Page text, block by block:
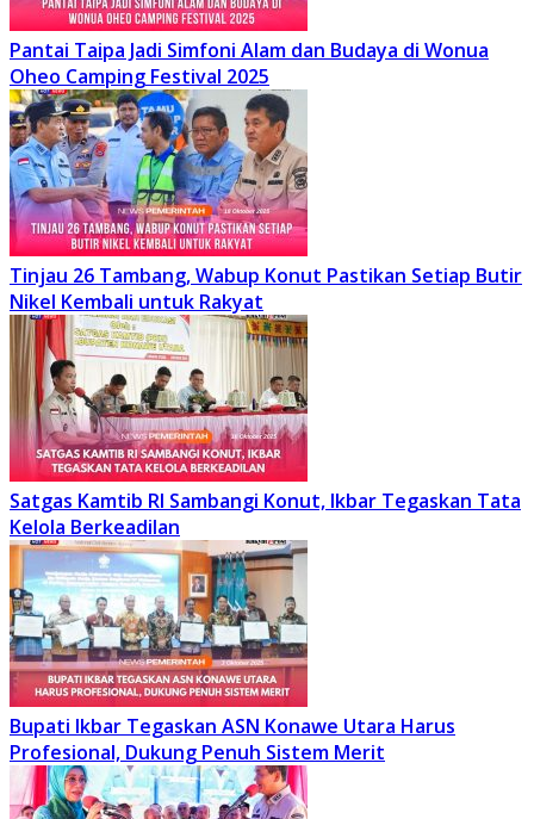
Pantai Taipa Jadi Simfoni Alam dan Budaya di Wonua
Oheo Camping Festival 2025
Tinjau 26 Tambang, Wabup Konut Pastikan Setiap Butir
Nikel Kembali untuk Rakyat
Satgas Kamtib RI Sambangi Konut, Ikbar Tegaskan Tata
Kelola Berkeadilan
Bupati Ikbar Tegaskan ASN Konawe Utara Harus
Profesional, Dukung Penuh Sistem Merit